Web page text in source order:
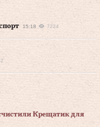
15:18 7224
Крещатик для